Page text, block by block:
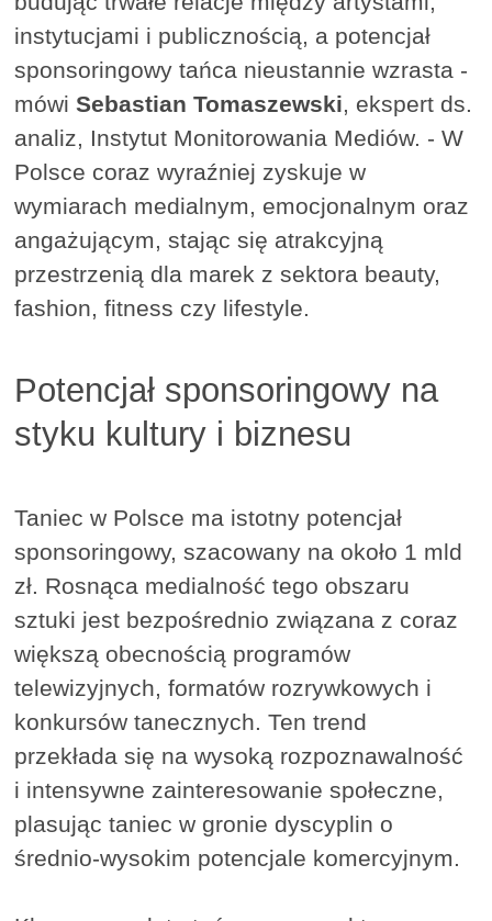
instytucjami i publicznością, a potencjał
sponsoringowy tańca nieustannie wzrasta -
mówiSebastian Tomaszewski, ekspert ds.
analiz, Instytut Monitorowania Mediów. - W
Polsce coraz wyraźniej zyskuje w
wymiarach medialnym, emocjonalnym oraz
angażującym, stając się atrakcyjną
przestrzenią dla marek z sektora beauty,
fashion, fitness czy lifestyle.
Potencjał sponsoringowy na
styku kultury i biznesu
Taniec w Polsce ma istotny potencjał
sponsoringowy, szacowany na około 1 mld
zł. Rosnąca medialność tego obszaru
sztuki jest bezpośrednio związana z coraz
większą obecnością programów
telewizyjnych, formatów rozrywkowych i
konkursów tanecznych. Ten trend
przekłada się na wysoką rozpoznawalność
i intensywne zainteresowanie społeczne,
plasując taniec w gronie dyscyplin o
średnio-wysokim potencjale komercyjnym.